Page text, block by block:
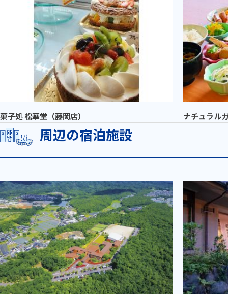
菓子処 松華堂（藤岡店） ナチュラル
周辺の宿泊施設